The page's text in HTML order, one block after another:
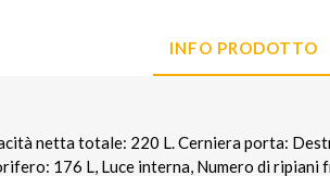
INFO PRODOTTO
netta totale: 220 L. Cerniera porta:
176 L, Luce interna, Numero di